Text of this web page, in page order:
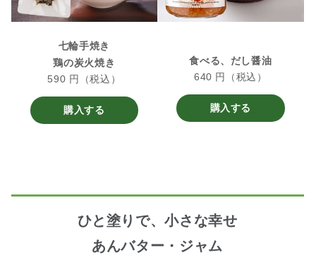
七輪手焼き
鶏の炭火焼き
590 円（税込）
購入する
食べる、だし醤油
640 円（税込）
購入する
ひと塗りで、小さな幸せ
あんバター・ジャム